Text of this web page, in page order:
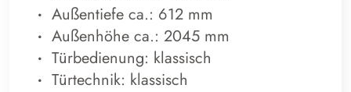
Außentiefe ca.: 612 mm
Außenhöhe ca.: 2045 mm
Türbedienung: klassisch
Türtechnik: klassisch